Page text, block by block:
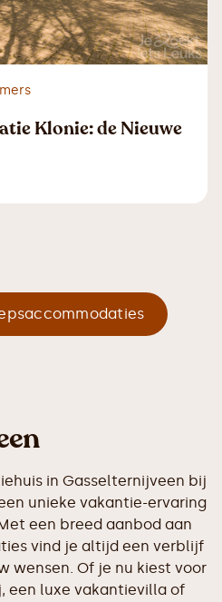
Klonie: de Nieuwe
in Gasselternijveen bij
unieke vakantie-ervaring
een breed aanbod aan
vind je altijd een verblijf
wensen. Of je nu kiest voor
een luxe vakantievilla of